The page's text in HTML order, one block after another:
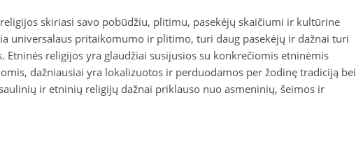
skiriasi savo pobūdžiu, plitimu, pasekėjų skaičiumi ir kultūrine
universalaus pritaikomumo ir plitimo, turi daug pasekėjų ir dažnai turi
Etninės religijos yra glaudžiai susijusios su konkrečiomis etninėmis
dažniausiai yra lokalizuotos ir perduodamos per žodinę tradiciją bei
ir etninių religijų dažnai priklauso nuo asmeninių, šeimos ir